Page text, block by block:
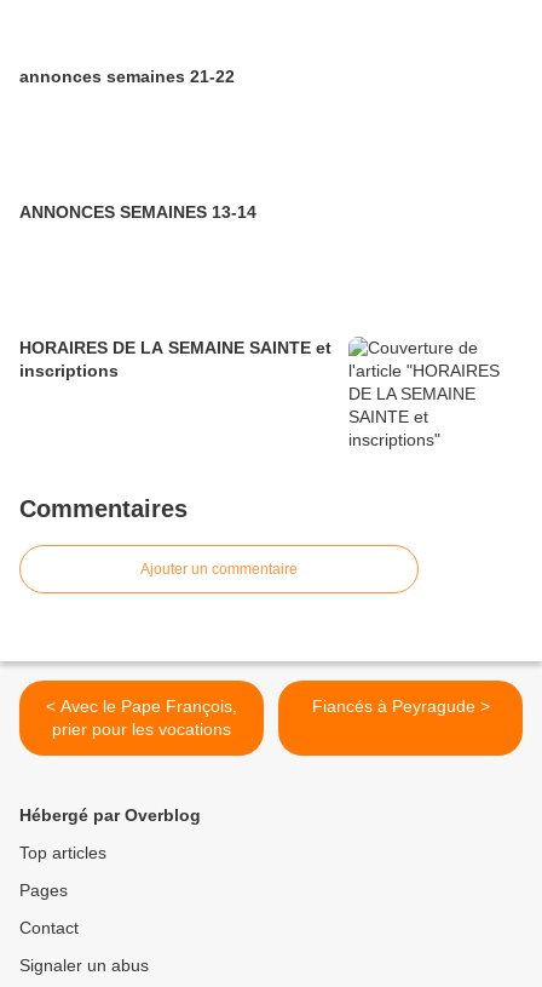
annonces semaines 21-22
ANNONCES SEMAINES 13-14
HORAIRES DE LA SEMAINE SAINTE et
inscriptions
Commentaires
Ajouter un commentaire
< Avec le Pape François,
prier pour les vocations
Fiancés à Peyragude >
Hébergé par Overblog
Top articles
Pages
Contact
Signaler un abus